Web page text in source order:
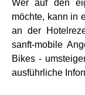
Wer auf den
möchte, kann in
an der
sanft-mobile
Bikes -
ausführliche